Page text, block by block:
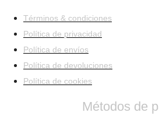
Términos & condiciones
Política de privacidad
Política de envíos
Política de devoluciones
Política de cookies
Métodos de